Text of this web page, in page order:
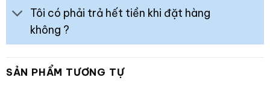
Tôi có phải trả hết tiền khi đặt hàng
không ?
SẢN PHẨM TƯƠNG TỰ